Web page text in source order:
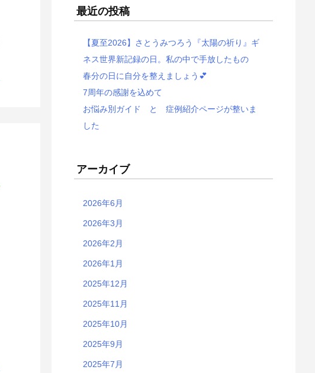
最近の投稿
【夏至2026】さとうみつろう『太陽の祈り』ギ
ネス世界新記録の日。私の中で手放したもの
春分の日に自分を整えましょう💕
7周年の感謝を込めて
お悩み別ガイド と 症例紹介ページが整いま
した
アーカイブ
2026年6月
2026年3月
2026年2月
2026年1月
2025年12月
2025年11月
2025年10月
2025年9月
2025年7月